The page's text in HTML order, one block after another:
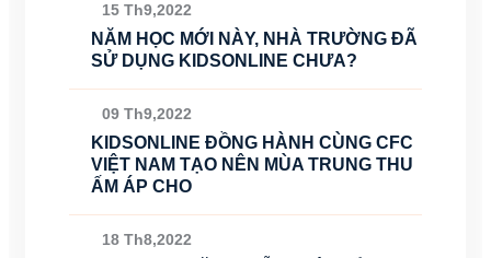
15 Th9,2022
NĂM HỌC MỚI NÀY, NHÀ TRƯỜNG ĐÃ
SỬ DỤNG KIDSONLINE CHƯA?
09 Th9,2022
KIDSONLINE ĐỒNG HÀNH CÙNG CFC
VIỆT NAM TẠO NÊN MÙA TRUNG THU
ẤM ÁP CHO
18 Th8,2022